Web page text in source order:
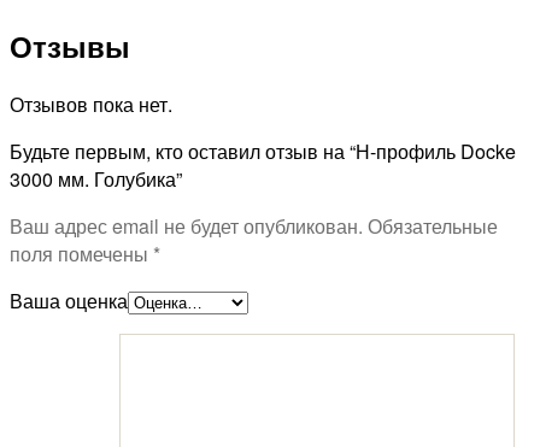
Отзывы
Отзывов пока нет.
Будьте первым, кто оставил отзыв на “Н-профиль Docke
3000 мм. Голубика”
Ваш адрес email не будет опубликован. Обязательные
поля помечены *
Ваша оценка